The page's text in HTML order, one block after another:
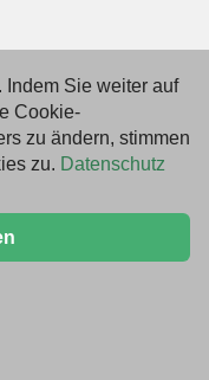
Indem Sie weiter auf
Cookie-
zu ändern, stimmen
zu. Datenschutz